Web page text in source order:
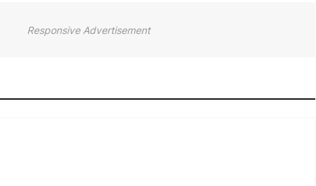
Responsive Advertisement